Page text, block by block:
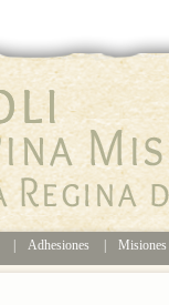
Adhesiones Misiones